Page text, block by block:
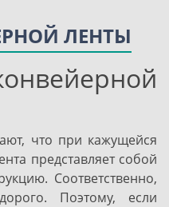
ЛЕНТЫ
что при кажущейся
представляет собой
Соответственно,
Поэтому, если